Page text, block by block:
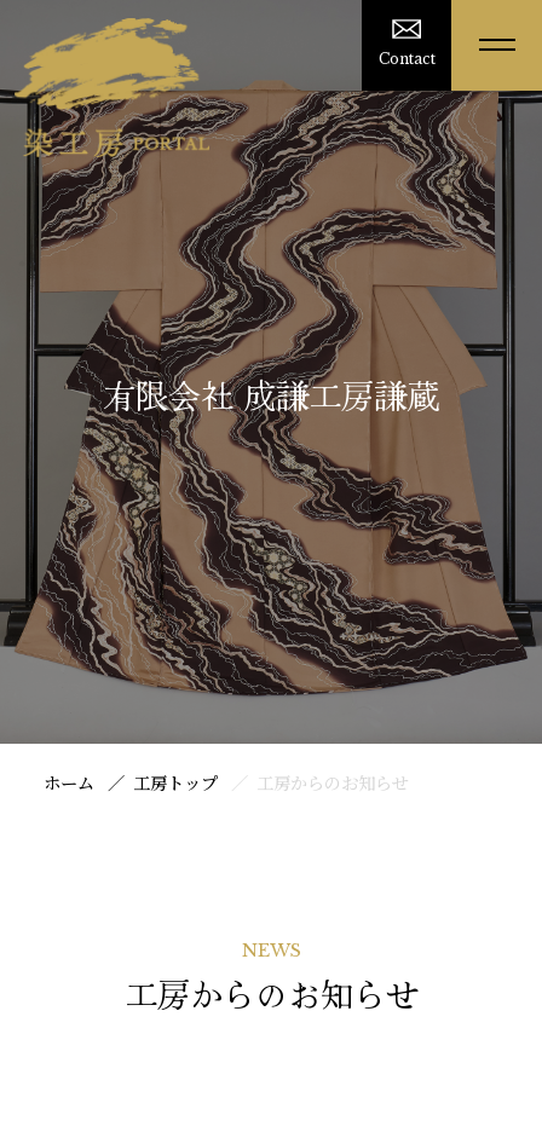
Contact
有限会社 成謙工房謙蔵
ホーム 工房トップ 工房からのお知らせ
NEWS
工房からのお知らせ